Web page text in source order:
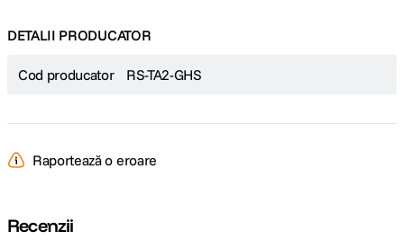
DETALII PRODUCATOR
Cod producator RS-TA2-GHS
Raportează o eroare
Recenzii